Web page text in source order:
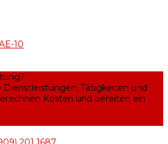
10
Dienstleistungen, Tätigkeiten und
Kosten und bereiten ein